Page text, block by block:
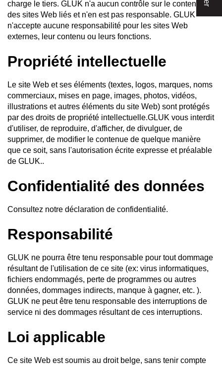
charge le tiers. GLUK n'a aucun contrôle sur le contenu
des sites Web liés et n'en est pas responsable. GLUK
n'accepte aucune responsabilité pour les sites Web
externes, leur contenu ou leurs fonctions.
Propriété intellectuelle
Le site Web et ses éléments (textes, logos, marques, noms
commerciaux, mises en page, images, photos, vidéos,
illustrations et autres éléments du site Web) sont protégés
par des droits de propriété intellectuelle.GLUK vous interdit
d'utiliser, de reproduire, d'afficher, de divulguer, de
supprimer, de modifier le contenue de quelque manière
que ce soit, sans l'autorisation écrite expresse et préalable
de GLUK..
Confidentialité des données
Consultez notre déclaration de confidentialité.
Responsabilité
GLUK ne pourra être tenu responsable pour tout dommage
résultant de l'utilisation de ce site (ex: virus informatiques,
fichiers endommagés, perte de programmes ou autres
données, dommages indirects, manque à gagner, etc. ).
GLUK ne peut être tenu responsable des interruptions de
service ni des dommages résultant de ces interruptions.
Loi applicable
Ce site Web est soumis au droit belge, sans tenir compte